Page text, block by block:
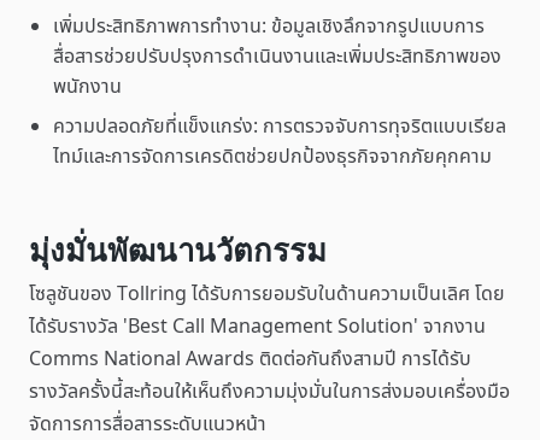
เพิ่มประสิทธิภาพการทำงาน: ข้อมูลเชิงลึกจากรูปแบบการ
สื่อสารช่วยปรับปรุงการดำเนินงานและเพิ่มประสิทธิภาพของ
พนักงาน
ความปลอดภัยที่แข็งแกร่ง: การตรวจจับการทุจริตแบบเรียล
ไทม์และการจัดการเครดิตช่วยปกป้องธุรกิจจากภัยคุกคาม
มุ่งมั่นพัฒนานวัตกรรม
โซลูชันของ Tollring ได้รับการยอมรับในด้านความเป็นเลิศ โดย
ได้รับรางวัล 'Best Call Management Solution' จากงาน
Comms National Awards ติดต่อกันถึงสามปี การได้รับ
รางวัลครั้งนี้สะท้อนให้เห็นถึงความมุ่งมั่นในการส่งมอบเครื่องมือ
จัดการการสื่อสารระดับแนวหน้า